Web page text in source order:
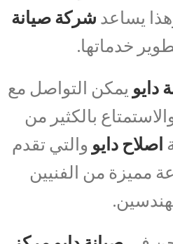
يساعد شركة صيانة
خدماتها.
دايو يمكن التواصل مع
بالكثير من
اصلاح دايو والتي تقدم
مميزة من الفنيين